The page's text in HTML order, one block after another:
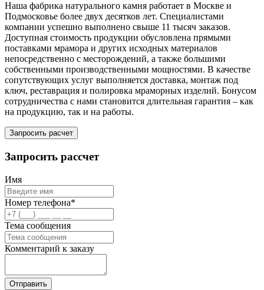
Наша фабрика натурального камня работает в Москве и
Подмосковье более двух десятков лет. Специалистами
компании успешно выполнено свыше 11 тысяч заказов.
Доступная стоимость продукции обусловлена прямыми
поставками мрамора и других исходных материалов
непосредственно с месторождений, а также большими
собственными производственными мощностями. В качестве
сопутствующих услуг выполняется доставка, монтаж под
ключ, реставрация и полировка мраморных изделий. Бонусом
сотрудничества с нами становится длительная гарантия – как
на продукцию, так и на работы.
Запросить расчет
Запросить рассчет
Имя
Номер телефона*
Тема сообщения
Комментарий к заказу
Отправить